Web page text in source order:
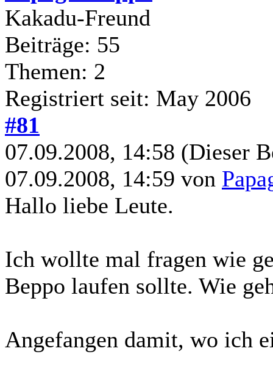
Kakadu-Freund
Beiträge: 55
Themen: 2
Registriert seit: May 2006
#81
07.09.2008, 14:58 (Dieser
07.09.2008, 14:59 von
Hallo liebe Leute.
Ich wollte mal fragen wie
Beppo laufen sollte. Wie
Angefangen damit, wo ich